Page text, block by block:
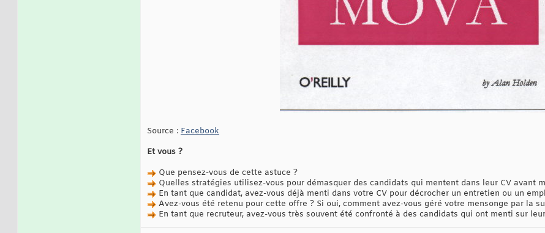
Source : Facebook
Et vous ?
Que pensez-vous de cette astuce ?
Quelles stratégies utilisez-vous pour démasquer des candidats qui mentent dans leur CV avant
En tant que candidat, avez-vous déjà menti dans votre CV pour décrocher un entretien ou un
Avez-vous été retenu pour cette offre ? Si oui, comment avez-vous géré votre mensonge par la
En tant que recruteur, avez-vous très souvent été confronté à des candidats qui ont menti sur